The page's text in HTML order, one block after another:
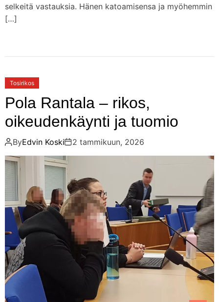
selkeitä vastauksia. Hänen katoamisensa ja myöhemmin
[…]
Tosirikos
Pola Rantala – rikos,
oikeudenkäynti ja tuomio
ByEdvin Koski 2 tammikuun, 2026